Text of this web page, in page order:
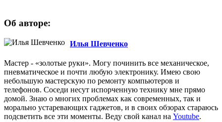
Об авторе:
Илья Шевченко
Мастер - «золотые руки». Могу починить все механическое,
пневматическое и почти любую электронику. Имею свою
небольшую мастерскую по ремонту компьютеров и
телефонов. Соседи несут испорченную технику мне прямо
домой. Знаю о многих проблемах как современных, так и
морально устаревающих гаджетов, и в своих обзорах стараюсь
подсветить все эти моменты. Веду свой канал на Youtube.